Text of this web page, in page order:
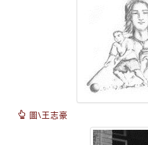
圖\王志豪